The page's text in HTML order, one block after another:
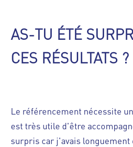
AS-TU ÉTÉ
CES RÉSULTATS ?
Le référencement nécessite
est très utile d'être
surpris car j'avais longuement